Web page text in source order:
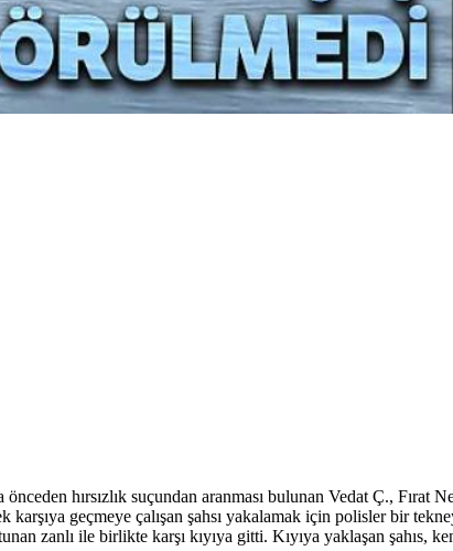
hırsızlık suçundan aranması bulunan Vedat Ç., Fırat
karşıya geçmeye çalışan şahsı yakalamak için polisler bir
zanlı ile birlikte karşı kıyıya gitti. Kıyıya yaklaşan şahıs,